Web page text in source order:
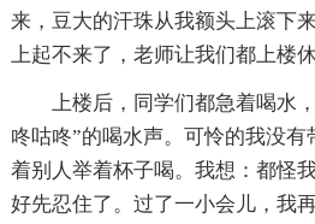
来，豆大的汗珠从我额头上滚下
上起不来了，老师让我们都上楼休
上楼后，同学们都急着喝水
咚咕咚”的喝水声。可怜的我没
着别人举着杯子喝。我想：都怪
好先忍住了。过了一小会儿，我